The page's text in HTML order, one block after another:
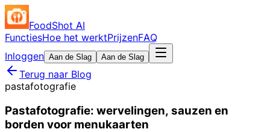
FoodShot AI
FunctiesHoe het werktPrijzenFAQ
Inloggen Aan de Slag Aan de Slag
Terug naar Blog
pastafotografie
Pastafotografie: wervelingen, sauzen en
borden voor menukaarten